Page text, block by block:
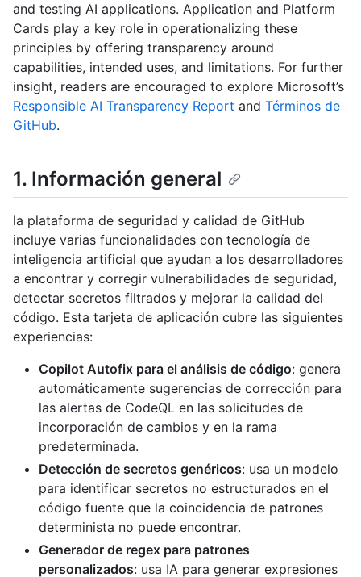
and testing AI applications. Application and Platform
Cards play a key role in operationalizing these
principles by offering transparency around
capabilities, intended uses, and limitations. For further
insight, readers are encouraged to explore Microsoft’s
Responsible AI Transparency Report and Términos de
GitHub.
1. Información general
la plataforma de seguridad y calidad de GitHub
incluye varias funcionalidades con tecnología de
inteligencia artificial que ayudan a los desarrolladores
a encontrar y corregir vulnerabilidades de seguridad,
detectar secretos filtrados y mejorar la calidad del
código. Esta tarjeta de aplicación cubre las siguientes
experiencias:
Copilot Autofix para el análisis de código: genera
automáticamente sugerencias de corrección para
las alertas de CodeQL en las solicitudes de
incorporación de cambios y en la rama
predeterminada.
Detección de secretos genéricos: usa un modelo
para identificar secretos no estructurados en el
código fuente que la coincidencia de patrones
determinista no puede encontrar.
Generador de regex para patrones
personalizados: usa IA para generar expresiones